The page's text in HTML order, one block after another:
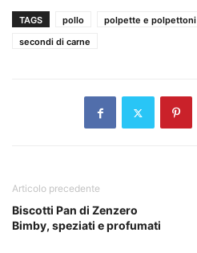
TAGS pollo polpette e polpettoni
secondi di carne
Articolo precedente
Biscotti Pan di Zenzero
Bimby, speziati e profumati